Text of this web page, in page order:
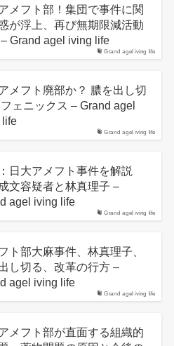
Grand agel iving life
メフト部！集団で事件に関
が浮上、再び無期限減活動
Grand agel iving life
Grand agel iving life
メフト廃部か？ 膿を出し切
ェニックス – Grand agel
life
Grand agel iving life
日大アメフト事件を解説
文容疑者と林真理子 –
agel iving life
Grand agel iving life
ト部大麻事件、林真理子、
し切る、改革の行方 –
agel iving life
メフト部が直面する組織的